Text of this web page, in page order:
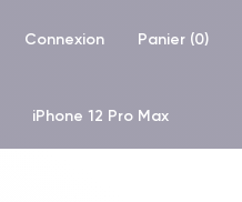
Connexion Panier (0)
iPhone 12 Pro Max